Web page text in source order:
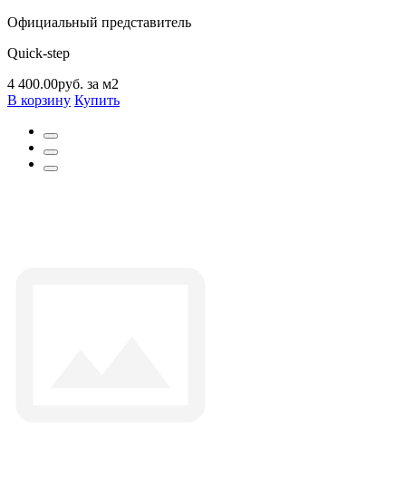
Официальный представитель
Quick-step
4 400.00руб. за м2
В корзину Купить